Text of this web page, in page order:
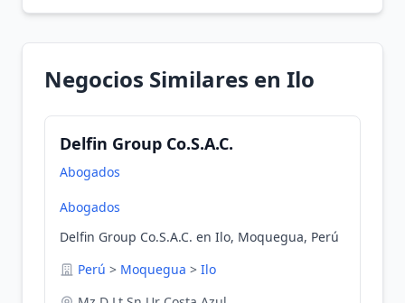
Negocios Similares en Ilo
Delfin Group Co.S.A.C.
Abogados
Abogados
Delfin Group Co.S.A.C. en Ilo, Moquegua, Perú
Perú > Moquegua > Ilo